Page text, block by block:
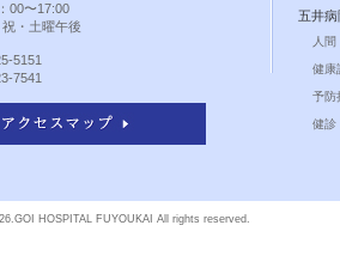
00〜17:00
・土曜午後
5151
7541
五井
人
健康
予防
健診
HOSPITAL FUYOUKAI All rights reserved.